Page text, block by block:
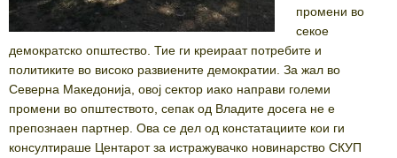
промени во
секое
демократско општество. Тие ги креираат потребите и
политиките во високо развиените демократии. За жал во
Северна Македонија, овој сектор иако направи големи
промени во општеството, сепак од Владите досега не е
препознаен партнер. Ова се дел од констатациите кои ги
консултираше Центарот за истражувачко новинарство СКУП